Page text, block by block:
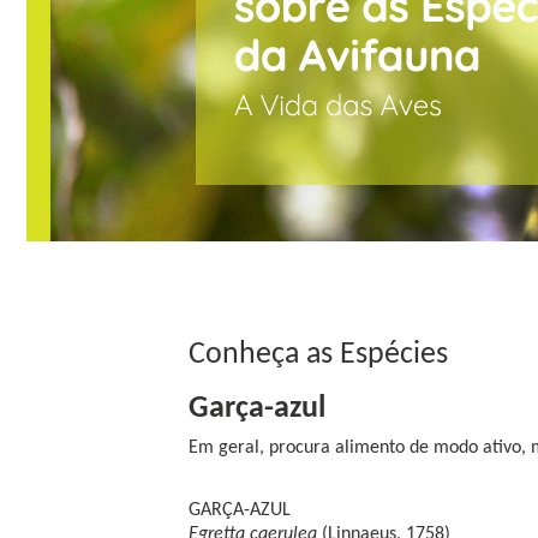
Conheça as Espécies
Garça-azul
Em geral, procura alimento de modo ativo,
GARÇA-AZUL